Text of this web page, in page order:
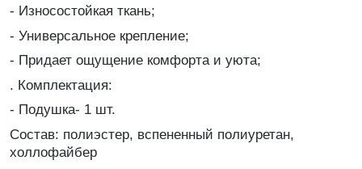
- Износостойкая ткань;
- Универсальное крепление;
- Придает ощущение комфорта и уюта;
. Комплектация:
- Подушка- 1 шт.
Состав: полиэстер, вспененный полиуретан,
холлофайбер